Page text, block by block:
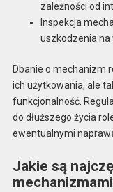
zależności od
Inspekcja
uszkodzenia
Dbanie o mechanizm
ich użytkowania, ale
funkcjonalność.
do dłuższego życia
ewentualnymi
Jakie są